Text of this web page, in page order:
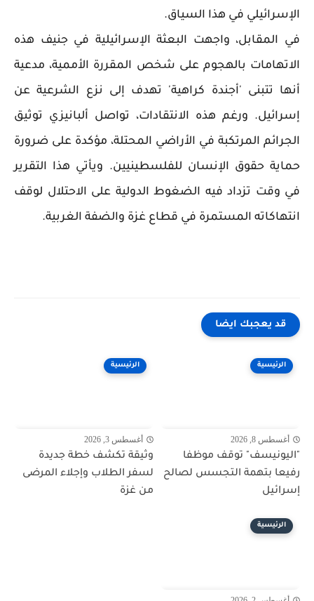
الإسرائيلي في هذا السياق.
في المقابل، واجهت البعثة الإسرائيلية في جنيف هذه
الاتهامات بالهجوم على شخص المقررة الأممية، مدعية
أنها تتبنى 'أجندة كراهية' تهدف إلى نزع الشرعية عن
إسرائيل. ورغم هذه الانتقادات، تواصل ألبانيزي توثيق
الجرائم المرتكبة في الأراضي المحتلة، مؤكدة على ضرورة
حماية حقوق الإنسان للفلسطينيين. ويأتي هذا التقرير
في وقت تزداد فيه الضغوط الدولية على الاحتلال لوقف
انتهاكاته المستمرة في قطاع غزة والضفة الغربية.
قد يعجبك ايضا
الرئيسية
أغسطس 8, 2026
"اليونيسف" توقف موظفا
رفيعا بتهمة التجسس لصالح
إسرائيل
الرئيسية
أغسطس 3, 2026
وثيقة تكشف خطة جديدة
لسفر الطلاب وإجلاء المرضى
من غزة
الرئيسية